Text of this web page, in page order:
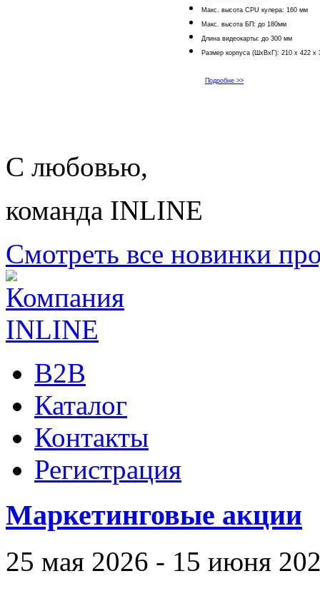
Макс. высота CPU кулера: 160 мм
Макс. высота БП: до 180мм
Длина видеокарты: до 300 мм
Размер корпуса (ШхВхГ): 210 x 422 x
Подробне >>
С любовью,
команда INLINE
Смотреть все новинки
B2B
Каталог
Контакты
Регистрация
Маркетинговые акции
25 мая 2026 - 15 июня